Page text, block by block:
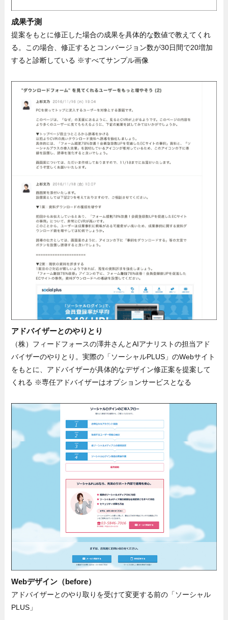
成果予測
提案をもとに修正した場合の成果を具体的な数値で教えてくれ
る。この場合、修正するとコンバージョン数が30日間で20増加
すると診断している ※すべてサンプル画像
アドバイザーとのやりとり
（株）フィードフォースの澤井さんとAIアナリストの担当アド
バイザーのやりとり。実際の「ソーシャルPLUS」のWebサイト
をもとに、アドバイザーが具体的なデザイン修正案を提案して
くれる ※専任アドバイザーはオプションサービスとなる
Webデザイン（before）
アドバイザーとのやり取りを受けて変更する前の「ソーシャル
PLUS」